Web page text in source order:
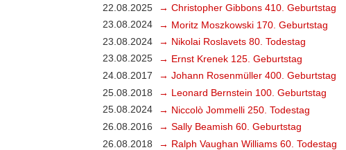
22.08.2025
→ Christopher Gibbons 410. Geburtstag
23.08.2024
→ Moritz Moszkowski 170. Geburtstag
23.08.2024
→ Nikolai Roslavets 80. Todestag
23.08.2025
→ Ernst Krenek 125. Geburtstag
24.08.2017
→ Johann Rosenmüller 400. Geburtstag
25.08.2018
→ Leonard Bernstein 100. Geburtstag
25.08.2024
→ Niccolò Jommelli 250. Todestag
26.08.2016
→ Sally Beamish 60. Geburtstag
26.08.2018
→ Ralph Vaughan Williams 60. Todestag